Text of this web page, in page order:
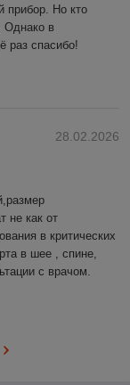
прибор. Но кто
Однако в
раз спасибо!
28.02.2026
не как от
в критических
в шее , спине,
с врачом.